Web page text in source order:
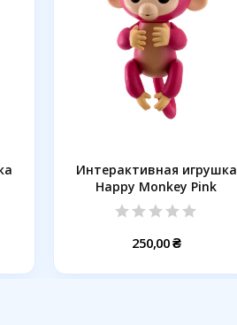
Интерактивная игрушка
Happy Monkey Pink
250,00 ₴